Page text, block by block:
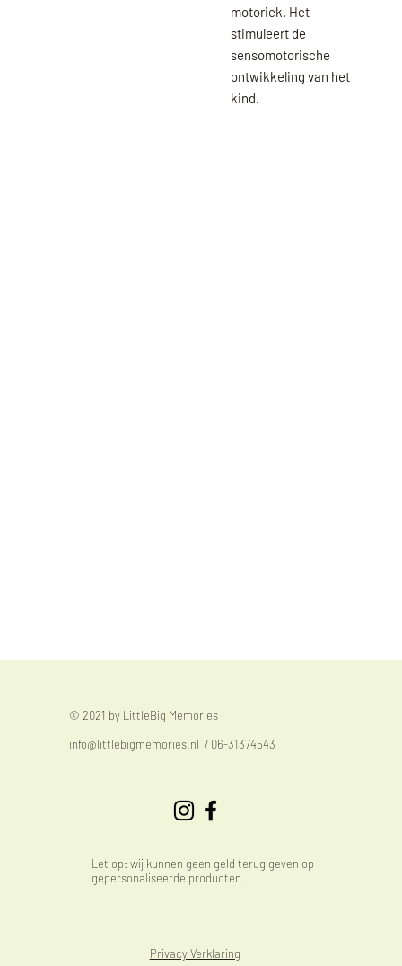
motoriek. Het
stimuleert de
sensomotorische
ontwikkeling van het
kind.
© 2021 by LittleBig Memories
info@littlebigmemories.nl / 06-31374543
Let op: wij kunnen geen geld terug geven op
gepersonaliseerde producten.
Privacy Verklaring